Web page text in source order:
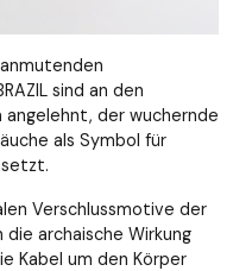
sind an den
angelehnt, der wuchernde
als Symbol für
Verschlussmotive der
archaische Wirkung
Kabel um den Körper